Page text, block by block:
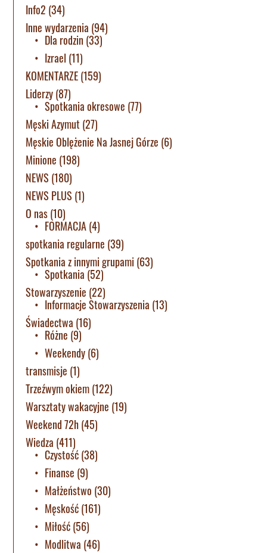
Info2 (34)
Inne wydarzenia (94)
Dla rodzin (33)
Izrael (11)
KOMENTARZE(159)
Liderzy(87)
Spotkania okresowe (77)
Męski Azymut (27)
Męskie Oblężenie Na Jasnej Górze (6)
Minione (198)
NEWS (180)
NEWS PLUS (1)
O nas(10)
FORMACJA(4)
spotkania regularne (39)
Spotkania z innymi grupami (63)
Spotkania (52)
Stowarzyszenie (22)
Informacje Stowarzyszenia (13)
Świadectwa (16)
Różne (9)
Weekendy(6)
transmisje (1)
Trzeźwym okiem(122)
Warsztaty wakacyjne (19)
Weekend 72h(45)
Wiedza (411)
Czystość(38)
Finanse (9)
Małżeństwo (30)
Męskość(161)
Miłość(56)
Modlitwa (46)